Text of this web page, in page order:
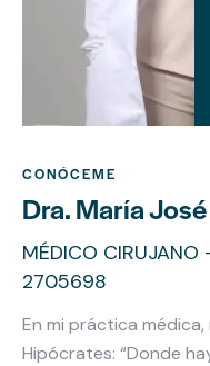
CONÓCEME
Dra. María
MÉDICO
2705698
En mi práctica
Hipócrates: “Donde